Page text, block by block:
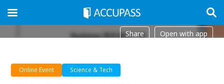
Share Open with app
Online Event Science & Tech